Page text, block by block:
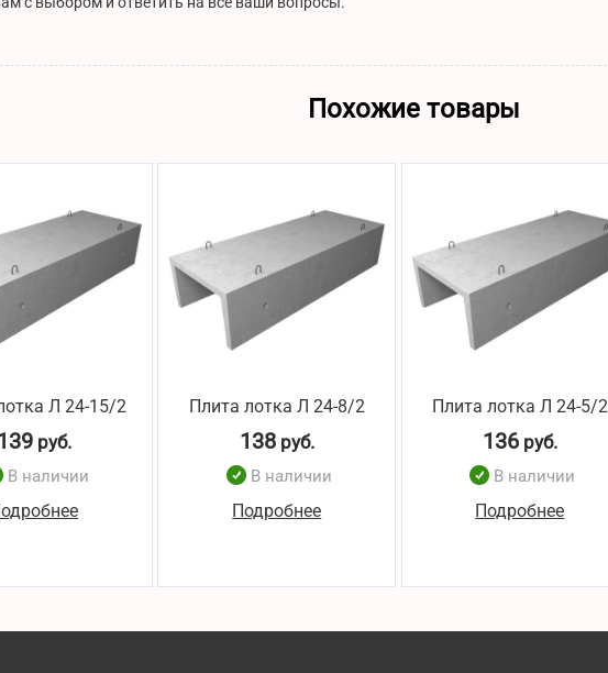
Похожие товары
Л 24-15/2
руб.
В наличии
Плита лотка Л 24-8/2
138руб.
В наличии
Подробнее
Плита лотка Л 24-5/2
136руб.
В наличии
Подробнее